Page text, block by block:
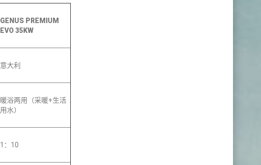
GENUS PREMIUM
EVO 35KW
意大利
暖浴两用（采暖+生活
用水）
1：10